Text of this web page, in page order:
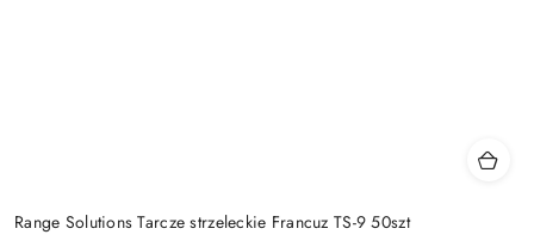
Range Solutions Tarcze strzeleckie Francuz TS-9 50szt